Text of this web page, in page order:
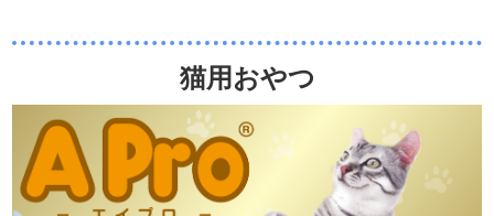
猫用おやつ